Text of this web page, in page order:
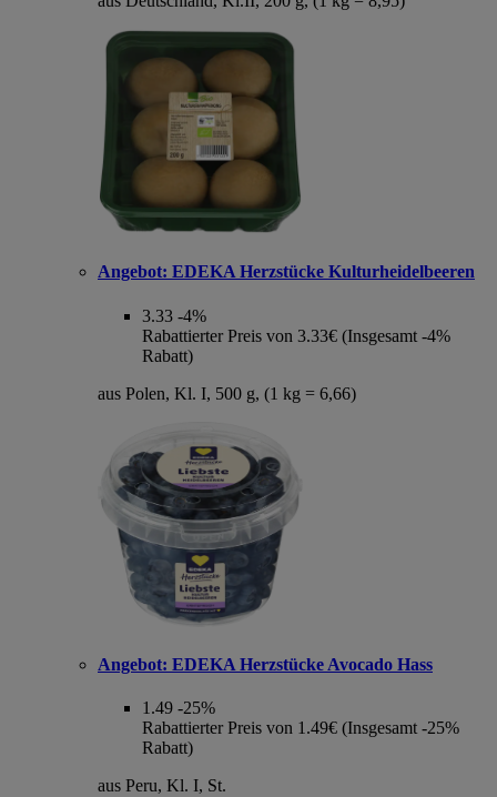
Angebot: EDEKA Herzstücke Kulturheidelbeeren
3.33 -4%
Rabattierter Preis von 3.33€ (Insgesamt -4%
Rabatt)
aus Polen, Kl. I, 500 g, (1 kg = 6,66)
Angebot: EDEKA Herzstücke Avocado Hass
1.49 -25%
Rabattierter Preis von 1.49€ (Insgesamt -25%
Rabatt)
aus Peru, Kl. I, St.